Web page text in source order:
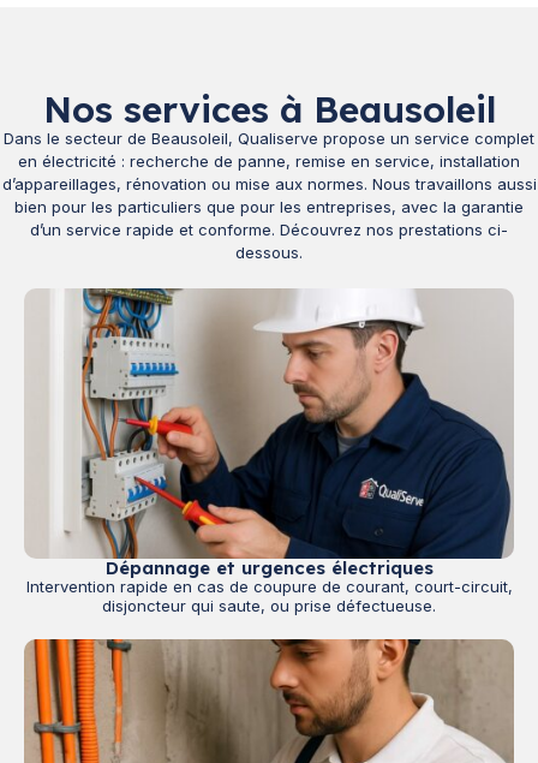
Nos services à Beausoleil
Dans le secteur de Beausoleil, Qualiserve propose un service complet
en électricité : recherche de panne, remise en service, installation
d’appareillages, rénovation ou mise aux normes. Nous travaillons aussi
bien pour les particuliers que pour les entreprises, avec la garantie
d’un service rapide et conforme. Découvrez nos prestations ci-
dessous.
Dépannage et urgences électriques
Intervention rapide en cas de coupure de courant, court-circuit,
disjoncteur qui saute, ou prise défectueuse.